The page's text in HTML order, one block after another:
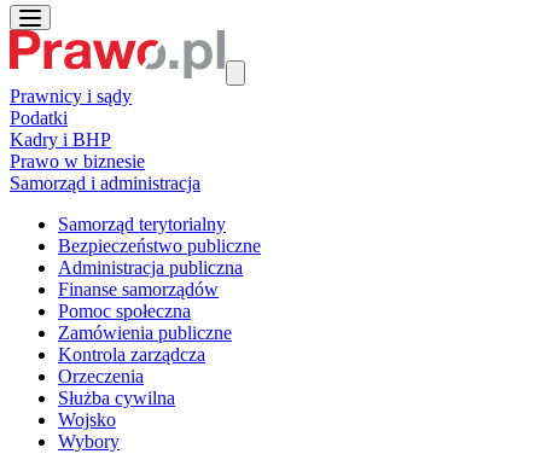
Prawnicy i sądy
Podatki
Kadry i BHP
Prawo w biznesie
Samorząd i administracja
Samorząd terytorialny
Bezpieczeństwo publiczne
Administracja publiczna
Finanse samorządów
Pomoc społeczna
Zamówienia publiczne
Kontrola zarządcza
Orzeczenia
Służba cywilna
Wojsko
Wybory